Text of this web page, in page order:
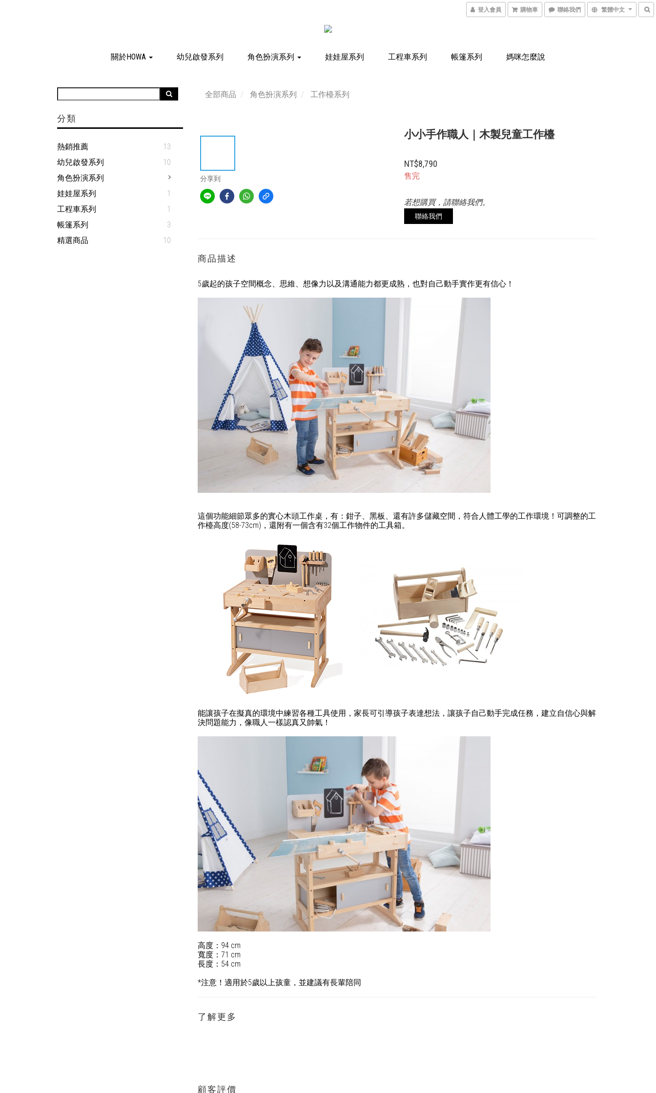
登入會員 購物車 聯絡我們 繁體中文
關於HOWA 幼兒啟發系列 角色扮演系列 娃娃屋系列 工程車系列 帳篷系列 媽咪怎麼說
分類
熱銷推薦
13
幼兒啟發系列
10
角色扮演系列
娃娃屋系列
1
工程車系列
1
帳篷系列
3
精選商品
10
全部商品 角色扮演系列 工作檯系列
分享到
小小手作職人｜木製兒童工作檯
NT$8,790
售完
若想購買，請聯絡我們。
聯絡我們
商品描述
5歲起的孩子空間概念、思維、想像力以及溝通能力都更成熟，也對自己動手實作更有信心！
這個功能細節眾多的實心木頭工作桌，有：鉗子、黑板、還有許多儲藏空間，符合人體工學的工作環境！可調整的工
作檯高度(58-73cm)，還附有一個含有32個工作物件的工具箱。
能讓孩子在擬真的環境中練習各種工具使用，家長可引導孩子表達想法，讓孩子自己動手完成任務，建立自信心與解
決問題能力，像職人一樣認真又帥氣！
高度： 94 cm
寬度： 71 cm
長度： 54 cm
*注意！適用於5歲以上孩童，並建議有長輩陪同
了解更多
顧客評價